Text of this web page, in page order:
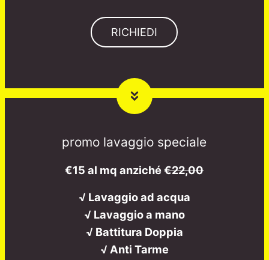
RICHIEDI
promo lavaggio speciale
€15 al mq anziché€22,00
√ Lavaggio ad acqua
√ Lavaggio a mano
√ Battitura Doppia
√ Anti Tarme